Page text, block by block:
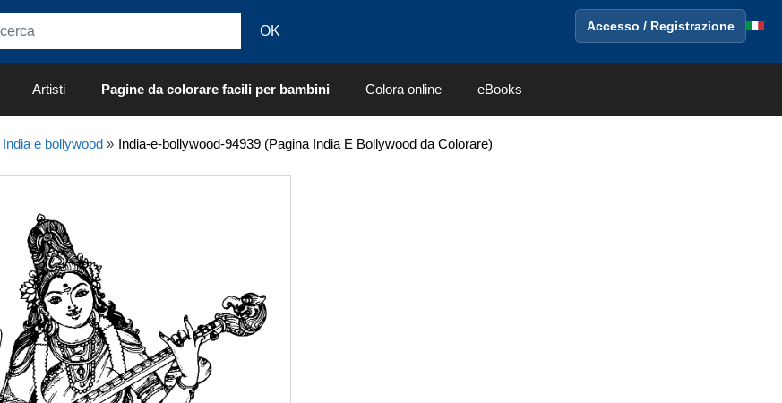
Accesso / Registrazione
Artisti Pagine da colorare facili per bambini Colora online eBooks
India e bollywood» India-e-bollywood-94939 (Pagina India E Bollywood da Colorare)